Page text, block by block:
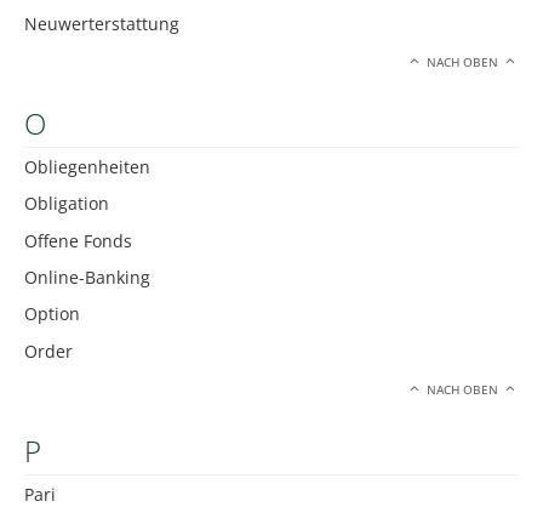
Neuwerterstattung
NACH OBEN
O
Obliegenheiten
Obligation
Offene Fonds
Online-Banking
Option
Order
NACH OBEN
P
Pari